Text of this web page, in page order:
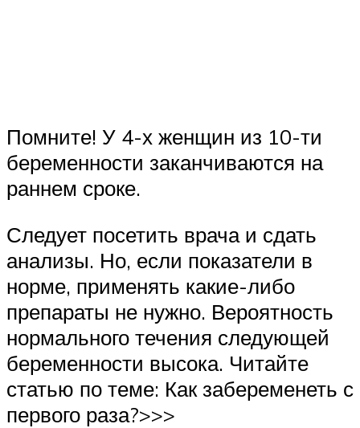
Помните! У 4-х женщин из 10-ти
беременности заканчиваются на
раннем сроке.
Следует посетить врача и сдать
анализы. Но, если показатели в
норме, применять какие-либо
препараты не нужно. Вероятность
нормального течения следующей
беременности высока. Читайте
статью по теме: Как забеременеть с
первого раза?>>>